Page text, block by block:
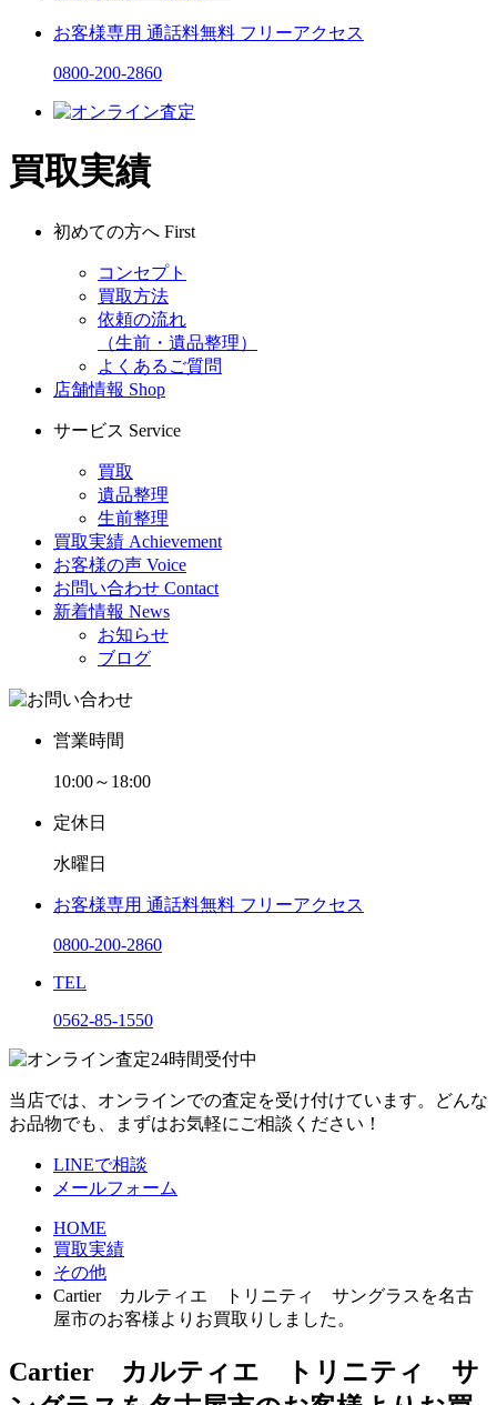
お客様専用 通話料無料 フリーアクセス
0800-200-2860
買取実績
初めての方へ First
コンセプト
買取方法
依頼の流れ
（生前・遺品整理）
よくあるご質問
店舗情報 Shop
サービス Service
買取
遺品整理
生前整理
買取実績 Achievement
お客様の声 Voice
お問い合わせ Contact
新着情報 News
お知らせ
ブログ
営業時間
10:00～18:00
定休日
水曜日
お客様専用 通話料無料 フリーアクセス
0800-200-2860
TEL
0562-85-1550
当店では、オンラインでの査定を受け付けています。どんな
お品物でも、まずはお気軽にご相談ください！
LINEで相談
メールフォーム
HOME
買取実績
その他
Cartier カルティエ トリニティ サングラスを名古
屋市のお客様よりお買取りしました。
Cartier カルティエ トリニティ サ